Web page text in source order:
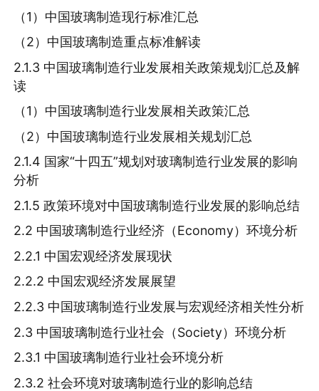
（1）中国玻璃制造现行标准汇总
（2）中国玻璃制造重点标准解读
2.1.3 中国玻璃制造行业发展相关政策规划汇总及解
读
（1）中国玻璃制造行业发展相关政策汇总
（2）中国玻璃制造行业发展相关规划汇总
2.1.4 国家“十四五”规划对玻璃制造行业发展的影响
分析
2.1.5 政策环境对中国玻璃制造行业发展的影响总结
2.2 中国玻璃制造行业经济（Economy）环境分析
2.2.1 中国宏观经济发展现状
2.2.2 中国宏观经济发展展望
2.2.3 中国玻璃制造行业发展与宏观经济相关性分析
2.3 中国玻璃制造行业社会（Society）环境分析
2.3.1 中国玻璃制造行业社会环境分析
2.3.2 社会环境对玻璃制造行业的影响总结